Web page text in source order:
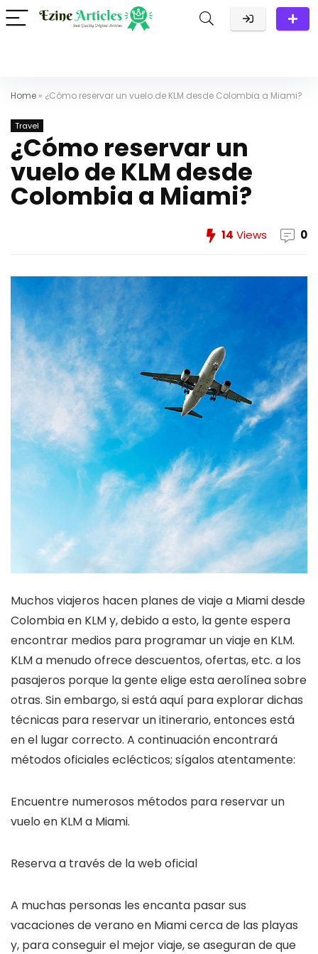
Home » ¿Cómo reservar un vuelo de KLM desde Colombia a Miami?
Travel
¿Cómo reservar un
vuelo de KLM desde
Colombia a Miami?
14 Views 0
Muchos viajeros hacen planes de viaje a Miami desde
Colombia en KLM y, debido a esto, la gente espera
encontrar medios para programar un viaje en KLM.
KLM a menudo ofrece descuentos, ofertas, etc. a los
pasajeros porque la gente elige esta aerolínea sobre
otras. Sin embargo, si está aquí para explorar dichas
técnicas para reservar un itinerario, entonces está
en el lugar correcto. A continuación encontrará
métodos oficiales eclécticos; sígalos atentamente:
Encuentre numerosos métodos para reservar un
vuelo en KLM a Miami.
Reserva a través de la web oficial
A muchas personas les encanta pasar sus
vacaciones de verano en Miami cerca de las playas
y, para conseguir el mejor viaje, se aseguran de que